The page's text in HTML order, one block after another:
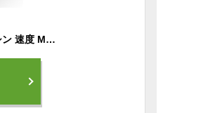
【努力価格】 ルームランナー 電動 ランニングマシン 速度 MAX10km/h プログラム ランニングマシーン ウォーキングマシン トレッドミル 3カラー 家庭用 健康器具 折りたたみ 筋トレ 静音 防音 高齢者 潤滑油 マット